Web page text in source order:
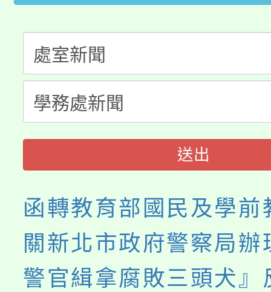
者。
份教師研習
淨零綠生活教案入校路
會
115年食農教育專業人
程
送出
函轉教育部國民及學前
關新北市政府警察局辦
警官緝拿腐敗三頭犬』